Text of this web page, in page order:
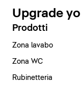
Upgrade
Prodotti
Zona lavabo
Zona WC
Rubinetteria